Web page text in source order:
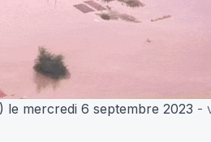
le mercredi 6 septembre 2023 -